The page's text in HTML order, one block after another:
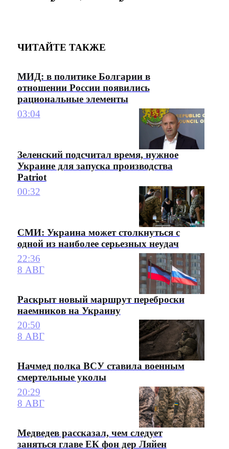
ЧИТАЙТЕ ТАКЖЕ
МИД: в политике Болгарии в
отношении России появились
рациональные элементы
03:04
Зеленский подсчитал время, нужное
Украине для запуска производства
Patriot
00:32
СМИ: Украина может столкнуться с
одной из наиболее серьезных неудач
22:36
8 АВГ
Раскрыт новый маршрут переброски
наемников на Украину
20:50
8 АВГ
Начмед полка ВСУ ставила военным
смертельные уколы
20:29
8 АВГ
Медведев рассказал, чем следует
заняться главе ЕК фон дер Ляйен